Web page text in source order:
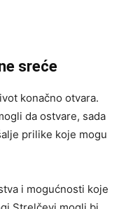
sreće
konačno otvara.
da ostvare, sada
prilike koje mogu
i mogućnosti koje